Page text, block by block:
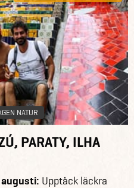
NATUR
PARATY, ILHA
augusti: Upptäck läckra